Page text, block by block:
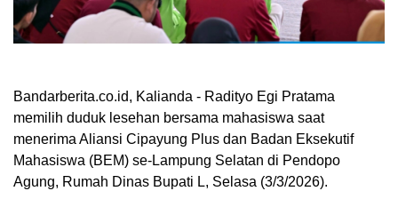
Bandarberita.co.id, Kalianda - Radityo Egi Pratama
memilih duduk lesehan bersama mahasiswa saat
menerima Aliansi Cipayung Plus dan Badan Eksekutif
Mahasiswa (BEM) se-Lampung Selatan di Pendopo
Agung, Rumah Dinas Bupati L, Selasa (3/3/2026).